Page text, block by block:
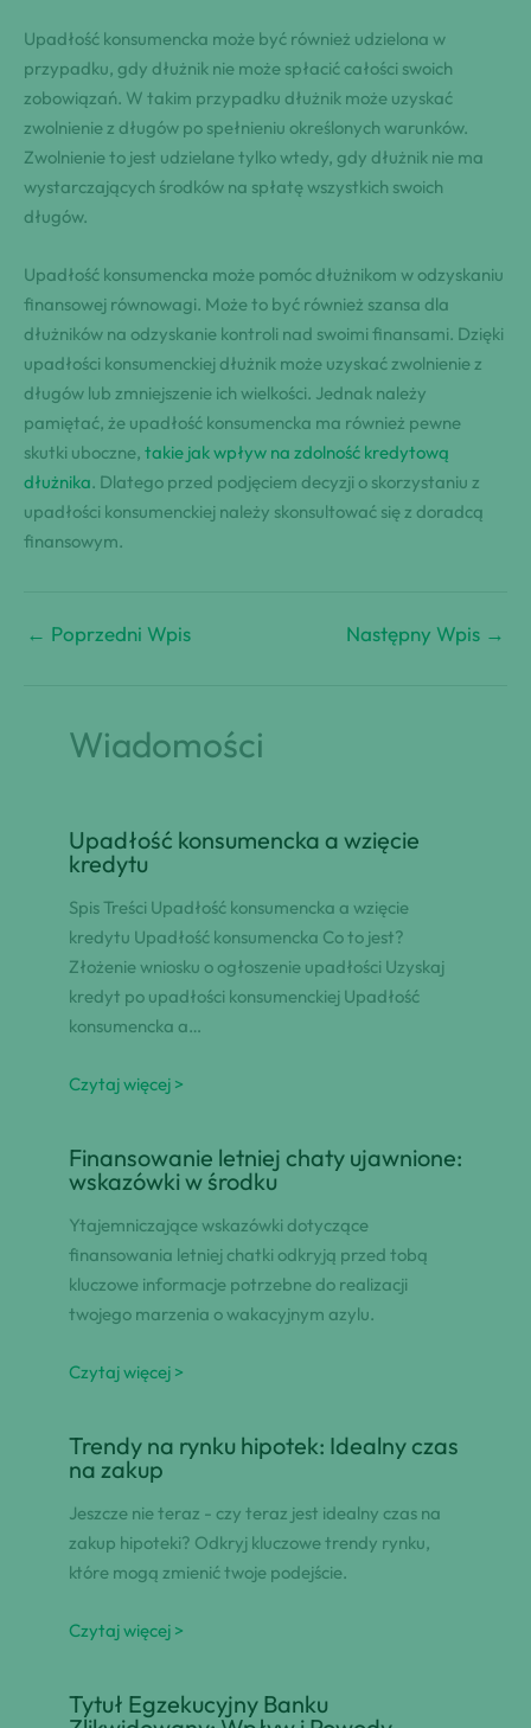
Upadłość konsumencka może być również udzielona w
przypadku, gdy dłużnik nie może spłacić całości swoich
zobowiązań. W takim przypadku dłużnik może uzyskać
zwolnienie z długów po spełnieniu określonych warunków.
Zwolnienie to jest udzielane tylko wtedy, gdy dłużnik nie ma
wystarczających środków na spłatę wszystkich swoich
długów.
Upadłość konsumencka może pomóc dłużnikom w odzyskaniu
finansowej równowagi. Może to być również szansa dla
dłużników na odzyskanie kontroli nad swoimi finansami. Dzięki
upadłości konsumenckiej dłużnik może uzyskać zwolnienie z
długów lub zmniejszenie ich wielkości. Jednak należy
pamiętać, że upadłość konsumencka ma również pewne
skutki uboczne, takie jak wpływ na zdolność kredytową
dłużnika. Dlatego przed podjęciem decyzji o skorzystaniu z
upadłości konsumenckiej należy skonsultować się z doradcą
finansowym.
← Poprzedni Wpis Następny Wpis →
Wiadomości
Upadłość konsumencka a wzięcie
kredytu
Spis Treści Upadłość konsumencka a wzięcie
kredytu Upadłość konsumencka Co to jest?
Złożenie wniosku o ogłoszenie upadłości Uzyskaj
kredyt po upadłości konsumenckiej Upadłość
konsumencka a…
Czytaj więcej >
Finansowanie letniej chaty ujawnione:
wskazówki w środku
Ytajemniczające wskazówki dotyczące
finansowania letniej chatki odkryją przed tobą
kluczowe informacje potrzebne do realizacji
twojego marzenia o wakacyjnym azylu.
Czytaj więcej >
Trendy na rynku hipotek: Idealny czas
na zakup
Jeszcze nie teraz - czy teraz jest idealny czas na
zakup hipoteki? Odkryj kluczowe trendy rynku,
które mogą zmienić twoje podejście.
Czytaj więcej >
Tytuł Egzekucyjny Banku